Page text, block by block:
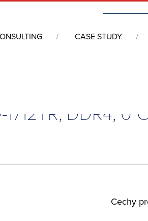
CASE STUDY
DDR4,
Cechy